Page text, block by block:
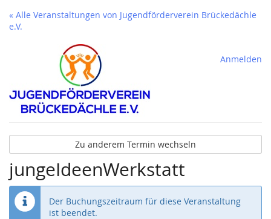
« Alle Veranstaltungen von Jugendförderverein Brückedächle
e.V.
Anmelden
Zu anderem Termin wechseln
jungeIdeenWerkstatt
Der Buchungszeitraum für diese Veranstaltung
ist beendet.